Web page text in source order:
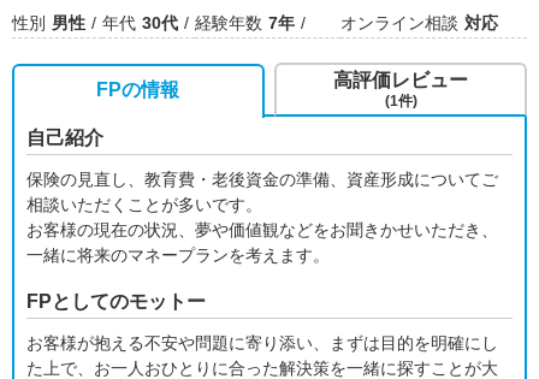
性別 男性 年代 30代 経験年数 7年 オンライン相談 対応
FPの情報
自己紹介
保険の見直し、教育費・老後資金の準備、資産形成についてご
相談いただくことが多いです。
お客様の現在の状況、夢や価値観などをお聞きかせいただき、
一緒に将来のマネープランを考えます。
FPとしてのモットー
お客様が抱える不安や問題に寄り添い、まずは目的を明確にし
た上で、お一人おひとりに合った解決策を一緒に探すことが大
高評価レビュー
(1件)